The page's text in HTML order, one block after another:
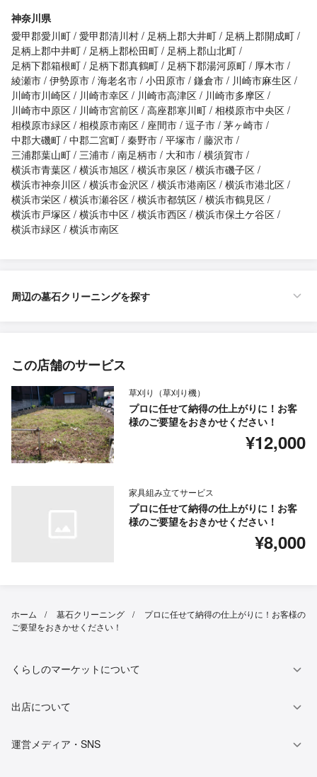
神奈川県
愛甲郡愛川町 愛甲郡清川村 足柄上郡大井町
足柄上郡開成町
足柄上郡中井町
足柄上郡松田町
足柄上郡山北町
足柄下郡箱根町
足柄下郡真鶴町 足柄下郡湯河原町
厚木市
綾瀬市 伊勢原市 海老名市 小田原市 鎌倉市
川崎市麻生区
川崎市川崎区
川崎市幸区 川崎市高津区
川崎市多摩区
川崎市中原区
川崎市宮前区 高座郡寒川町 相模原市中央区
相模原市緑区 相模原市南区 座間市 逗子市 茅ヶ崎市
中郡大磯町 中郡二宮町 秦野市 平塚市 藤沢市
三浦郡葉山町 三浦市 南足柄市 大和市 横須賀市
横浜市青葉区 横浜市旭区 横浜市泉区 横浜市磯子区
横浜市神奈川区 横浜市金沢区 横浜市港南区 横浜市港北区
横浜市栄区 横浜市瀬谷区 横浜市都筑区 横浜市鶴見区
横浜市戸塚区 横浜市中区 横浜市西区 横浜市保土ケ谷区
横浜市緑区 横浜市南区
周辺の墓石クリーニングを探す
この店舗のサービス
草刈り（草刈り機）
プロに任せて納得の仕上がりに！お客
様のご要望をおきかせください！
¥12,000
家具組み立てサービス
プロに任せて納得の仕上がりに！お客
様のご要望をおきかせください！
¥8,000
ホーム 墓石クリーニング
プロに任せて納得の仕上がりに！お客様の
ご要望をおきかせください！
くらしのマーケットについて
出店について
運営メディア・SNS